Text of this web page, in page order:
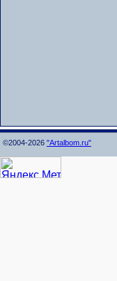
©2004-2026 "Artalbom.ru"